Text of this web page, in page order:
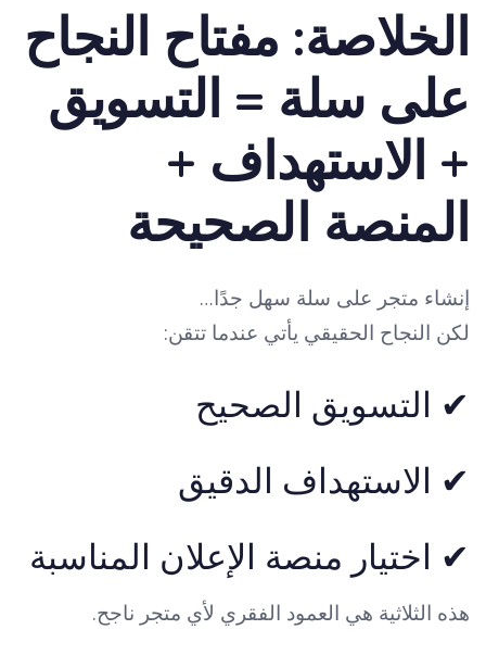
الخلاصة: مفتاح النجاح
على سلة = التسويق
+ الاستهداف +
المنصة الصحيحة
إنشاء متجر على سلة سهل جدًا…
لكن النجاح الحقيقي يأتي عندما تتقن:
✔ التسويق الصحيح
✔ الاستهداف الدقيق
✔ اختيار منصة الإعلان المناسبة
هذه الثلاثية هي العمود الفقري لأي متجر ناجح.